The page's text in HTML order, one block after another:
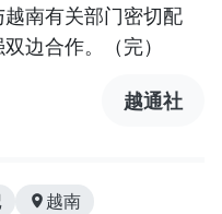
南有关部门密切配
边合作。（完）
越通社
越南